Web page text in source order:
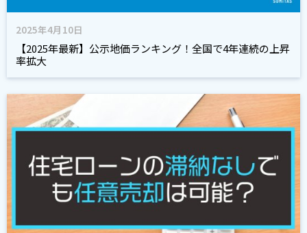
2025年4月10日
【2025年最新】公示地価ランキング！全国で4年連続の上昇
率拡大